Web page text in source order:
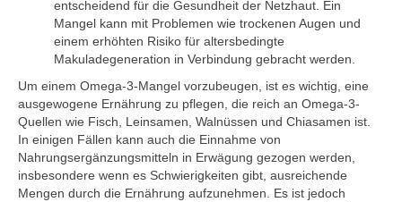
entscheidend für die Gesundheit der Netzhaut. Ein
Mangel kann mit Problemen wie trockenen Augen und
einem erhöhten Risiko für altersbedingte
Makuladegeneration in Verbindung gebracht werden.
Um einem Omega-3-Mangel vorzubeugen, ist es wichtig, eine
ausgewogene Ernährung zu pflegen, die reich an Omega-3-
Quellen wie Fisch, Leinsamen, Walnüssen und Chiasamen ist.
In einigen Fällen kann auch die Einnahme von
Nahrungsergänzungsmitteln in Erwägung gezogen werden,
insbesondere wenn es Schwierigkeiten gibt, ausreichende
Mengen durch die Ernährung aufzunehmen. Es ist jedoch